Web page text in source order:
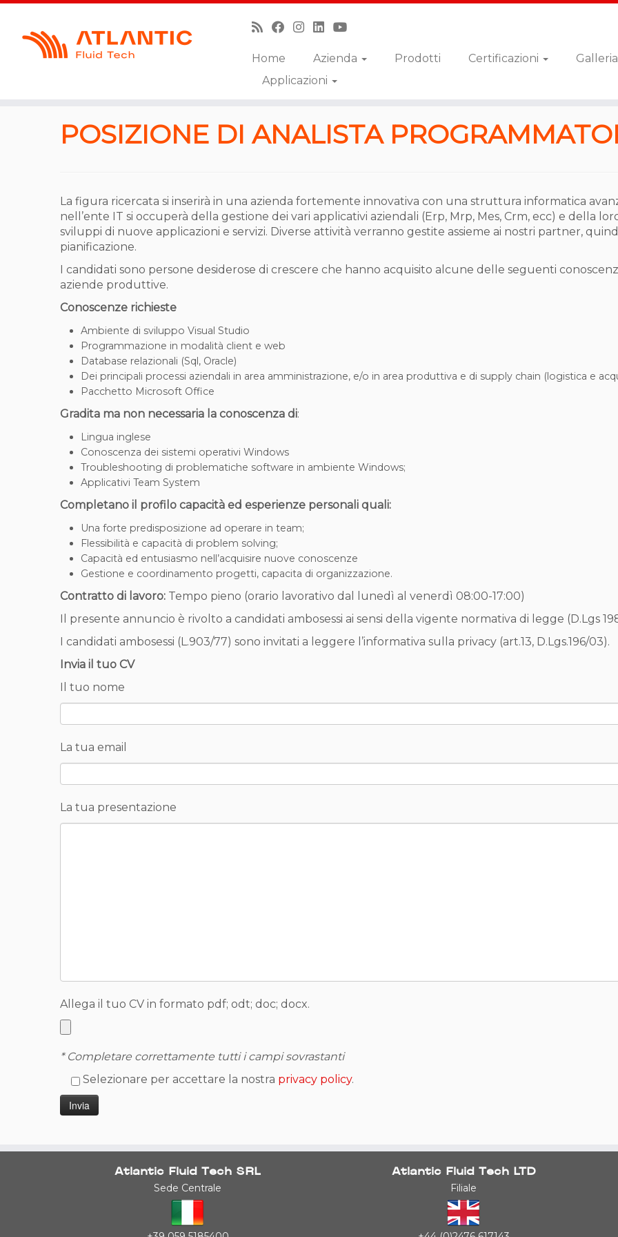
Home Azienda Prodotti Certificazioni Galleria
Applicazioni
POSIZIONE DI ANALISTA
La figura ricercata si inserirà in una azienda fortemente innovativa con una struttura informatica
nell’ente IT si occuperà della gestione dei vari applicativi aziendali (Erp, Mrp, Mes, Crm, ecc) e della
sviluppi di nuove applicazioni e servizi. Diverse attività verranno gestite assieme ai nostri partner,
pianificazione.
I candidati sono persone desiderose di crescere che hanno acquisito alcune delle seguenti
aziende produttive.
Conoscenze richieste
Ambiente di sviluppo Visual Studio
Programmazione in modalità client e web
Database relazionali (Sql, Oracle)
Dei principali processi aziendali in area amministrazione, e/o in area produttiva e di supply chain (logistica e
Pacchetto Microsoft Office
Gradita ma non necessaria la conoscenza di:
Lingua inglese
Conoscenza dei sistemi operativi Windows
Troubleshooting di problematiche software in ambiente Windows;
Applicativi Team System
Completano il profilo capacità ed esperienze personali quali:
Una forte predisposizione ad operare in team;
Flessibilità e capacità di problem solving;
Capacità ed entusiasmo nell’acquisire nuove conoscenze
Gestione e coordinamento progetti, capacita di organizzazione.
Contratto di lavoro: Tempo pieno (orario lavorativo dal lunedì al venerdì 08:00-17:00)
Il presente annuncio è rivolto a candidati ambosessi ai sensi della vigente normativa di legge (D.Lgs
I candidati ambosessi (L.903/77) sono invitati a leggere l’informativa sulla privacy (art.13, D.Lgs.196/03).
Invia il tuo CV
Il tuo nome
La tua email
La tua presentazione
Allega il tuo CV in formato pdf; odt; doc; docx.
* Completare correttamente tutti i campi sovrastanti
Selezionare per accettare la nostra privacy policy.
Atlantic Fluid Tech SRL
Sede Centrale
Atlantic Fluid Tech LTD
Filiale